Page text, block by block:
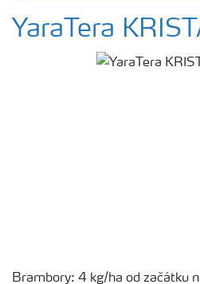
YaraTera
Brambory: 4 kg/ha od začátku